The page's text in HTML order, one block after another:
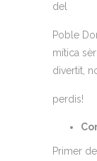
del
Poble
mítica
divertit,
perdis!
Primer